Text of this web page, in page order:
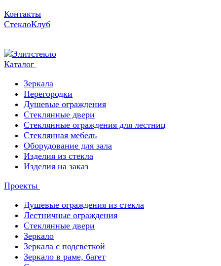
Контакты
СтеклоКлуб
Каталог
Зеркала
Перегородки
Душевые ограждения
Стеклянные двери
Стеклянные ограждения для лестниц
Стеклянная мебель
Оборудование для зала
Изделия из стекла
Изделия на заказ
Проекты
Душевые ограждения из стекла
Лестничные ограждения
Стеклянные двери
Зеркало
Зеркала с подсветкой
Зеркало в раме, багет